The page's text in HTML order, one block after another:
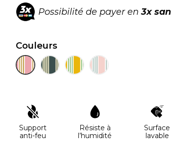
Possibilité de payer en3x
Couleurs
Support
anti-feu
Résiste à
l’humidité
Surface
lavable